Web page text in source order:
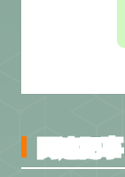
関連記事